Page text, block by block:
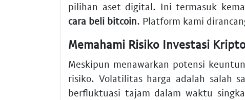
pilihan aset digital. Ini termasuk
cara beli bitcoin. Platform kami
Memahami Risiko Investasi
Meskipun menawarkan potensi
risiko. Volatilitas harga adalah salah
berfluktuasi tajam dalam waktu